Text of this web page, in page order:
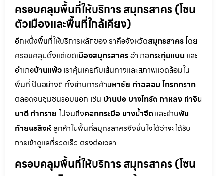
ครอบคลุมพื้นที่ให้บริการ สมุทรสาคร (โซน
ตัวเมืองและพื้นที่ใกล้เคียง)
อีกหนึ่งพื้นที่ให้บริการหลักของเราคือจังหวัดสมุทรสาครโดย
ครอบคลุมตั้งแต่เขตเมืองสมุทรสาครอำเภอกระทุ่มแบน และ
อำเภอบ้านแพ้ว เราคุ้นเคยกับเส้นทางและสภาพแวดล้อมใน
พื้นที่เป็นอย่างดี ทั้งย่านการค้ามหาชัย ท่าฉลอม โกรกกราก
ตลอดจนชุมชนรอบนอก เช่น บ้านบ่อ บางโทรัด กาหลง ท่าจีน
นาดี ท่าทราย ไปจนถึงคอกกระบือ บางน้ำจืด และย่านพัน
ท้ายนรสิงห์ ลูกค้าในพื้นที่สมุทรสาครจึงมั่นใจได้ว่าจะได้รับ
การเข้าดูแลที่รวดเร็ว ตรงต่อเวลา
ครอบคลุมพื้นที่ให้บริการ สมุทรสาคร (โซน